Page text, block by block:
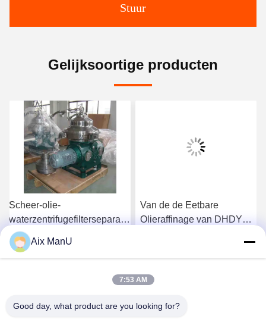
Stuur
Gelijksoortige producten
Scheer-olie-
waterzentrifugefilterseparator
ISO
Ga Nu Praten.
Van de de Eetbare
Olieraffinage van DHDYS
Verticale de Olieseparator
Ga Nu Praten.
Aix ManU
7:53 AM
Good day, what product are you looking for?